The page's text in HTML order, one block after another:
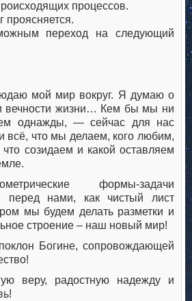
процессов.
проясняется.
переход на следующий
мой мир вокруг. Я думаю о
вечности жизни… Кем бы мы ни
однажды, — сейчас для нас
всё, что мы делаем, кого любим,
созидаем и какой оставляем
формы-задачи
перед нами, как чистый лист
мы будем делать разметки и
строение – наш новый мир!
Богине, сопровождающей
веру, радостную надежду и